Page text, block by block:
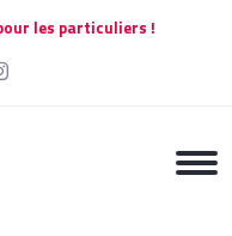
les particuliers !